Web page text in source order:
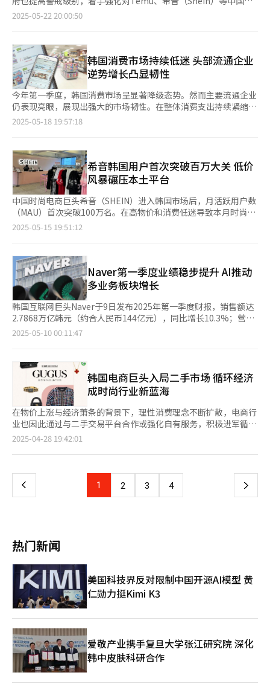
环。”
示，今年1月至4月，该活动月均销量较前期增长约93%，取得显
著成效。 此外，付费会员服务“11街Plus”也受到市场广泛关
折扣券，以及面向学生的数码产品特价等多项福利。在本月7日至
17日举行的“Grand 11.11”活动期间，新增会员达到11万名，累
计会员总数突破82万，逼近百万大关。 物流配送方面，11街持续
完善服务体系。自今年2月起，“闪电配送”服务延伸至周末，构
建起每周7天配送体系，显著提升订单处理效率和顾客满意度。 在
多项战略协同发力下，11街的MAU呈现明显回升。根据市场调查
机构WiseApp·Retail发布的数据，11街今年4月MAU达到893
万，超越全球速卖通（880万）和Temu（847万），位列本土电
韩国电商市场。 此前，京东已在京畿道利川市和仁川市运营两处
直营物流中心，并通过官方博客表示，计划以在韩建立的物流据点
告显示，公司目前运营9架自有货运专机，并开通中国无锡与韩国
仁川之间的国际往返货运航线。 京东旗下物流子公司京东物流
（JD Logistics）的韩国法人京东韩国总部设在首尔中区一处共享
办公空间，由1988年生中国籍薛群自2023年底起担任代表。
境电商平台的监控。 据韩国企划财政部22日消息，政府目前正在
此前，负责欧盟贸易事务的欧委会副主席马罗什·谢夫乔维奇当地
时间5月20日在欧洲议会表示，目前每年约有46亿件低价小型包裹
进入欧洲，对海关造成巨大负担。欧盟正在推进对直邮小型包裹征
收2欧元（约合人民币16元）、对仓库配送包裹征收0.5欧元的手续
费方案。 该项费用并非税收，而是以“物流处理费”名义收取，
实际上是针对Temu、希音等中国电商平台的定向措施。当前进入
欧盟的小型包裹中，九成以上来自中国。美国也在本月2日取消原
本对800美元以下进口商品的免税优惠制度，同样是为了限制中国
但韩国政府目前尚无明确的实质监管措施。事实上，韩国政府早在
去年5月就发布《跨境海淘激增时代加强消费者安全与提升企业竞
争力方案》，提出包括改革免税制度在内的多项措施，最终在舆论
反对下未能落实。 该方案的核心内容包括禁止未获韩国安全认证
（KC）标志的商品通过海淘进入市场，以及对当前150美元（美国
进口200美元）以下免征关税和增值税的小额进口商品免税制度进
行改革。民众普遍认为以上措施限制消费者的选择自由，政策推行
一度搁浅。 在欧美开始采取强硬态度的背景下，韩国政府的后续
步冲击，韩国或不得不效仿欧美采取更直接的监管措施。
2025-05-22 20:00:50
韩国消费市场持续低迷 头部流通企业
逆势增长凸显韧性
今年第一季度，韩国消费市场呈显著降级态势。然而主要流通企业
仍表现亮眼，展现出强大的市场韧性。在整体消费支出持续紧缩的
市场环境下，消费者更倾向于选择兼具价格优势与品牌公信力的大
出。作为韩国电商领军企业，Coupang第一季度实现销售额
11.4876万亿韩元（约合人民币591.3亿元），同比增长21%，创
季度营收新高。 市场分析平台IGAWorks旗下Mobile Index数据显
示，以第一季度为基准，Coupang信用卡及借记卡消费总额达
9.2976万亿韩元，在前十大电商平台消费总额中占63.3%，同比
（57.3%）提升6个百分点，市场地位进一步巩固。 另一电商巨头
NAVER同样呈稳健增长态势。以第一季度为基准，NAVER电商业
务销售额同比增长12%，达7879亿韩元，创历史最高季度业绩。
连接供需双方，随着平台商家销售规模扩大，佣金收入实现同步增
长。业内人士认为，考虑到NAVER于3月全新推出的“NAVER
Plus Store”购物平台尚未完全体现在第一季度业绩中，其未来增
长空间值得期待。 然而，中小型电商平台普遍面临经营困境。数
据显示，SSG.com第一季度销售额同比下滑13.7%，仅为3568亿
韩元；Gmarket销售额同比下降21%至2006亿韩元；11街销售额
更是锐减30%，跌至1139亿韩元。业内人士分析认为，上述企业
为扭转长期亏损局面大幅削减营销预算，反而导致客户流失加剧。
的头部平台更能有效维持客户黏性。 Mobile Index发布的2月数
据，SSG.com、Gmarket与11街的用户回购率分别为43.29%、
48.33%和47.71%，均未突破50%门槛，意味着平均每10位客户
中仅有不足5位会选择回购。相比之下，Coupang的回购率高达
83%。从人均消费水平来看，3月数据显示，Coupang以9.9434万
韩元居首，SSG.com以9.8186万韩元紧随其后，而Gmarket与11
街则分别仅为4.0204万韩元和3.3512万韩元，差距显著。 在实体
零售领域，市场格局同样呈现分化态势。大型超市业态中，行业龙
（H&B）市场建立优势地位的希杰欧利芙洋，第一季度业绩表现抢
眼，销售额同比增长14.4%至1.2342万亿韩元，创历史新高，进一
步强化了市场主导地位。 流通业界普遍预测，在消费疲软延续的
进行战略布局的领先企业，有望实现可持续的稳健增长。当前消费
低迷周期越长，市场向头部集中的进程就会加速推进。
2025-05-18 19:57:18
希音韩国用户首次突破百万大关 低价
风暴碾压本土平台
中国时尚电商巨头希音（SHEIN）进入韩国市场后，月活跃用户数
（MAU）首次突破100万名。在高物价和消费低迷导致本月时尚电
商业绩普遍下滑的背景下，希音凭借性价比王牌后来居上，加快扩
提供的数据显示，今年4月希音的月活跃用户人数为120.731万
人，同比增长一倍。 希音于2022年底成立韩国法人，去年4月开通
韩国官网，此次是月活跃用户首次突破100万人大关。与两年前的
2023年4月相比，希音韩国用户增长近6倍。在服装、时尚类APP
排名中超过W Concept、Posty等，排名第7位。 分析称，希音在
韩国市场后来居上主要是受经济不景气的影响。以2024年数据为
准，希音年销售规模达380亿美元，已成为全球最大SPA（自有品
牌服装专业零售商）品牌。 依靠性价比王牌，希音在中国、美国
元）的商品随处可见。令大批依靠从中国低价采购服装在韩国转售
的购物平台首当其冲遭受重创，最具代表性的是Ably和Zigzag等
购物网站。 从用户规模来看，今年4月Zigzag用户为350万人，
Ably为539万人，虽然仍领先于希音，但在经济长期不景气的影响
下，消费者货比三家寻找低价商品的趋势愈加明显。 拿在Ably上
销售的一款售价为3.89万韩元的卫衣举例，外观几乎一模一样的商
品在希音上售价仅为8500韩元。Ably和Zigzag去年销售规模均实
现两位数增长，但优化盈利能力仍是首要课题。Ably去年销售规模
为3343亿韩元，同比增长30%，但实际亏损154亿韩元。Ably曾
出现亏损。财务报表显示，Ably负债总额比总资本高出约522亿韩
元，处于资本蚕食状态。 由Kakao Style运营的Zigzag去年销售额
为2004亿韩元，同比增长20%，营业利润为22亿韩元，虽成功扭
一样，一旦中国企业砸下重金，本地平台几乎束手无策。
2025-05-15 19:51:12
Naver第一季度业绩稳步提升 AI推动
多业务板块增长
韩国互联网巨头Naver于9日发布2025年第一季度财报，销售额达
2.7868万亿韩元（约合人民币144亿元），同比增长10.3%；营业
利润为5053亿韩元，同比增长15.0%，营业利润率达18.1%，显示
3927亿韩元，内容部门与Enterprise部门分别录得4593亿韩元和
1342亿韩元的销售额。 其中，搜索平台销售额同比增长11.9%。
公司介绍称，得益于引入人工智能（AI）进行页面优化，广告效率
和整体营收持续提升，计划自第二季度起以Naver平台广告体系为
中心，公开相关成果。 在旗下购物应用程序Naver Plus Store独立
上线的带动下，电商业务销售额同比增长12%，环比增长1.6%。
公司表示，电商平台的On-Platform交易额同比增长10.1%，电商
广告销售额亦创下历史新高，进一步巩固平台商业化基础。 金融
科技板块同样表现亮眼，销售额同比增长11%。Naver方面表示，
年同期大幅增长17.4%，成为推动该业务板块增长的核心动力。
Naver代表崔秀妍表示：“公司正积极推动内容与数据在搜索引擎
社】
2025-05-10 00:11:47
韩国电商巨头入局二手市场 循环经济
成时尚行业新蓝海
在物价上涨与经济萧条的背景下，理性消费理念不断扩散，电商行
业也因此通过与二手交易平台合作或强化自有服务，积极进军循环
经济市场。尤其时尚行业的二手市场占有率或达整体的四分之一，
Gmarket本月起与二手奢侈品平台GUGUS合作，开始销售GUGUS
城，专门从事二手奢侈品销售，拥有超过1000万件商品鉴定经
验，并提供售后维修服务。通过此次入驻，Gmarket平台预计上
件各类二手奢侈品。SSG.COM则与REEBONZ、KOIBITO等其他二
手奢侈品合作伙伴签订协议，间歇性推出相关商品。 各大线上平
台竞相布局循环经济市场的原因在于，在经济低迷和物价高涨的环
境下，追求合理消费的用户正在快速增长。韩国互联网振兴院
（KISA）数据显示，韩国二手交易市场规模已从2008年的4万亿韩
元（约合人民币202.63亿元）增至2024年的30万亿韩元，2025年
或进一步扩张至43万亿韩元。其中，时尚领域二手市场占有率预计
从2023年的18.1%扩大至2027年的24.3%。 这一趋势同时为小规
模经营二手业务的时尚平台带来新的盈利机会。韩国最大时尚平台
之一MUSINSA计划在第三季度正式推出旗下二手时尚商品交易服
务MUSINSA USED。MUSINSA早在2015年就通过社区内认证会员
小范围开展二手交易服务，2023年起又通过C2C平台Soldout提供
二手交易服务。随着用户反响热烈，MUSINSA决定全面进军二手
2025-04-28 19:42:01
上
页
1 2 3 4 下
热门新闻
美国科技界反对限制中国开源AI模型 黄
仁勋力挺Kimi K3
爱敬产业携手复旦大学张江研究院 深化
韩中皮肤科研合作